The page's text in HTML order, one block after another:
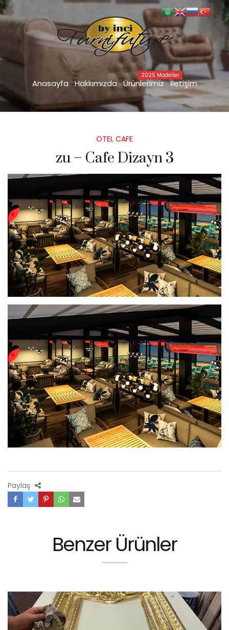
Anasayfa Hakkımızda Ürünlerimiz
2025 Modeller
İletişim
İÇ DEKORASYON DİZAYN OTEL CAFE > zu – Cafe Dizayn 3
Posted
OTEL CAFE
zu – Cafe Dizayn 3
Paylaş
Benzer Ürünler